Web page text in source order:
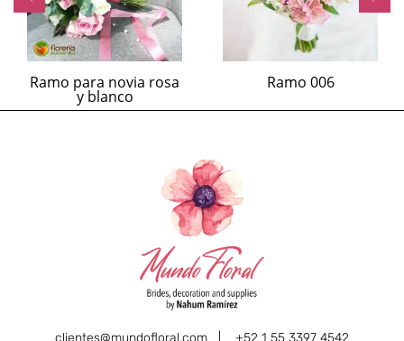
Ramo para novia rosa
y blanco
Ramo 006